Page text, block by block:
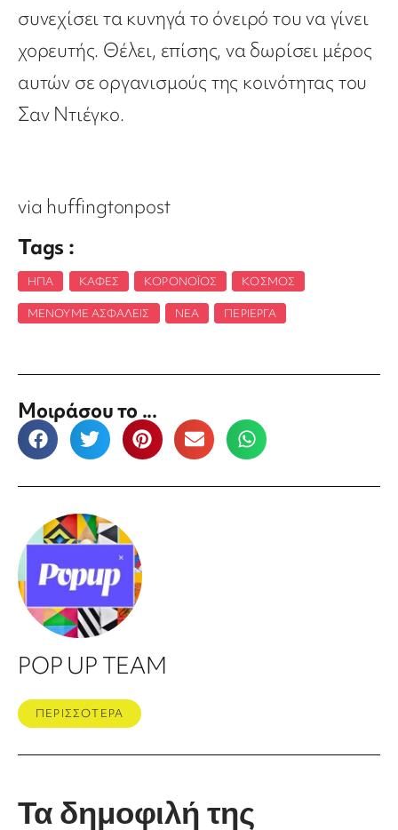
συνεχίσει τα κυνηγά το όνειρό του να γίνει
χορευτής. Θέλει, επίσης, να δωρίσει μέρος
αυτών σε οργανισμούς της κοινότητας του
Σαν Ντιέγκο.
via huffingtonpost
Tags :
ΗΠΑ ΚΑΦΈΣ ΚΟΡΟΝΟΪΌΣ ΚΌΣΜΟΣ
ΜΈΝΟΥΜΕ ΑΣΦΑΛΕΊΣ ΝΈΑ ΠΕΡΊΕΡΓΑ
Μοιράσου το ...
POP UP TEAM
ΠΕΡΙΣΣΟΤΕΡΑ
Τα δημοφιλή της